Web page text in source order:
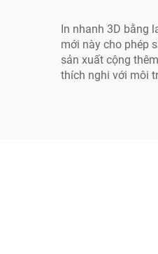
In nhanh 3D bằng
mới này cho phép
sản xuất cộng
thích nghi với môi